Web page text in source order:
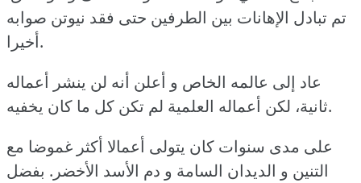
تم تبادل الإهانات بين الطرفين حتى فقد نيوتن صوابه
أخيرا.
عاد إلى عالمه الخاص و أعلن أنه لن ينشر أعماله
ثانية، لكن أعماله العلمية لم تكن كل ما كان يخفيه.
على مدى سنوات كان يتولى أعمالا أكثر غموضا مع
التنين و الديدان السامة و دم الأسد الأخضر. بفضل